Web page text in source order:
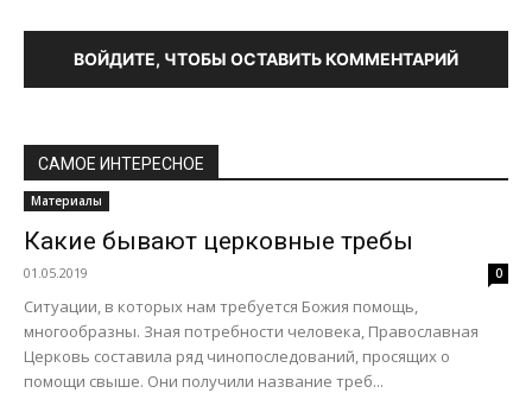
ВОЙДИТЕ, ЧТОБЫ ОСТАВИТЬ КОММЕНТАРИЙ
САМОЕ ИНТЕРЕСНОЕ
Материалы
Какие бывают церковные требы
01.05.2019 0
Ситуации, в которых нам требуется Божия помощь,
многообразны. Зная потребности человека, Православная
Церковь составила ряд чинопоследований, просящих о
помощи свыше. Они получили название треб...